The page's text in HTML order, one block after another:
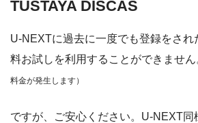
TUSTAYA DISCAS
U-NEXTに過去に一度でも登録をさ
料お試しを利用することができません
料金が発生します）
ですが、ご安心ください。U-NEXT